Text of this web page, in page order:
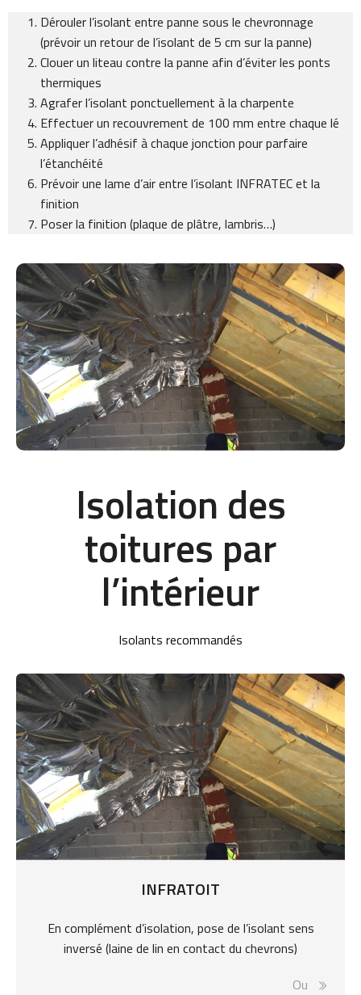
Dérouler l’isolant entre panne sous le chevronnage
(prévoir un retour de l’isolant de 5 cm sur la panne)
Clouer un liteau contre la panne afin d’éviter les ponts
thermiques
Agrafer l’isolant ponctuellement à la charpente
Effectuer un recouvrement de 100 mm entre chaque lé
Appliquer l’adhésif à chaque jonction pour parfaire
l’étanchéité
Prévoir une lame d’air entre l’isolant INFRATEC et la
finition
Poser la finition (plaque de plâtre, lambris…)
Isolation des
toitures par
l’intérieur
Isolants recommandés
INFRATOIT
En complément d’isolation, pose de l’isolant sens
inversé (laine de lin en contact du chevrons)
Ou